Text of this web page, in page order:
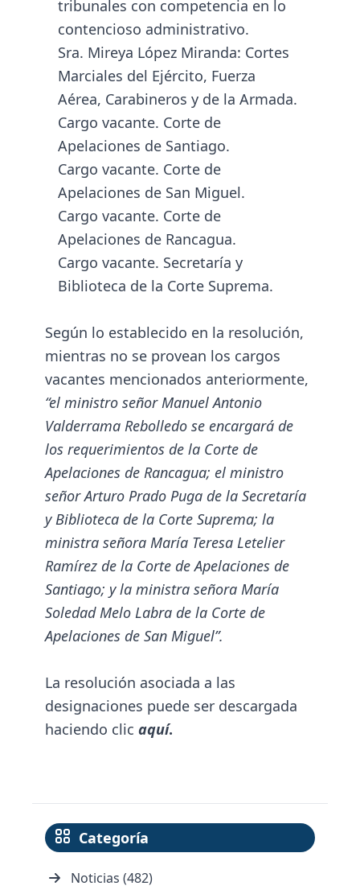
tribunales con competencia en lo
contencioso administrativo.
Sra. Mireya López Miranda: Cortes
Marciales del Ejército, Fuerza
Aérea, Carabineros y de la Armada.
Cargo vacante. Corte de
Apelaciones de Santiago.
Cargo vacante. Corte de
Apelaciones de San Miguel.
Cargo vacante. Corte de
Apelaciones de Rancagua.
Cargo vacante. Secretaría y
Biblioteca de la Corte Suprema.
Según lo establecido en la resolución,
mientras no se provean los cargos
vacantes mencionados anteriormente,
“el ministro señor Manuel Antonio
Valderrama Rebolledo se encargará de
los requerimientos de la Corte de
Apelaciones de Rancagua; el ministro
señor Arturo Prado Puga de la Secretaría
y Biblioteca de la Corte Suprema; la
ministra señora María Teresa Letelier
Ramírez de la Corte de Apelaciones de
Santiago; y la ministra señora María
Soledad Melo Labra de la Corte de
Apelaciones de San Miguel”.
La resolución asociada a las
designaciones puede ser descargada
haciendo clic aquí.
Categoría
Noticias (482)